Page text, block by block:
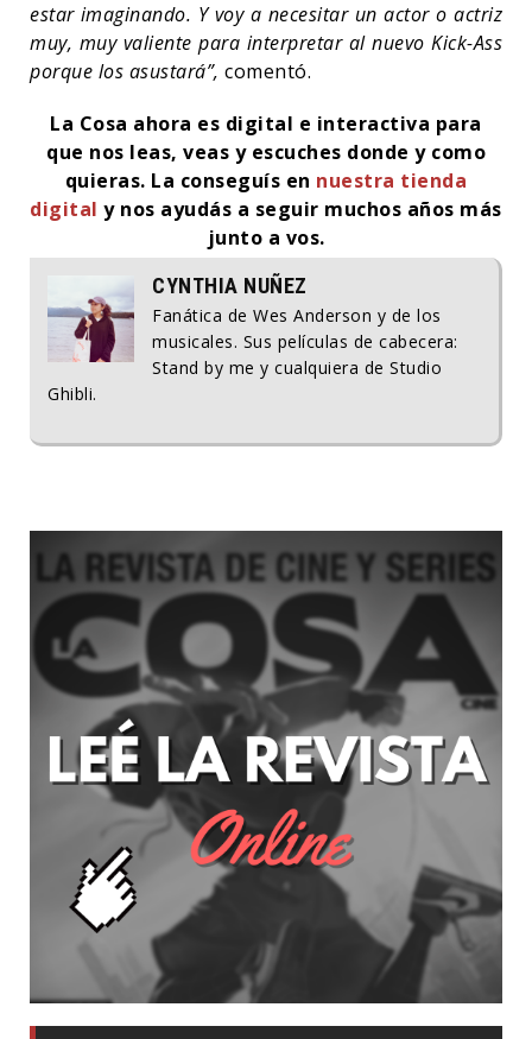
estar imaginando. Y voy a necesitar un actor o actriz
muy, muy valiente para interpretar al nuevo Kick-Ass
porque los asustará”, comentó.
La Cosa ahora es digital e interactiva para
que nos leas, veas y escuches donde y como
quieras. La conseguís en nuestra tienda
digital y nos ayudás a seguir muchos años más
junto a vos.
CYNTHIA NUÑEZ
Fanática de Wes Anderson y de los
musicales. Sus películas de cabecera:
Stand by me y cualquiera de Studio
Ghibli.